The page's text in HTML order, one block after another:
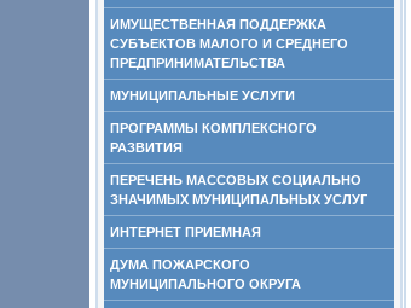
ИМУЩЕСТВЕННАЯ ПОДДЕРЖКА
СУБЪЕКТОВ МАЛОГО И СРЕДНЕГО
ПРЕДПРИНИМАТЕЛЬСТВА
МУНИЦИПАЛЬНЫЕ УСЛУГИ
ПРОГРАММЫ КОМПЛЕКСНОГО
РАЗВИТИЯ
ПЕРЕЧЕНЬ МАССОВЫХ СОЦИАЛЬНО
ЗНАЧИМЫХ МУНИЦИПАЛЬНЫХ УСЛУГ
ИНТЕРНЕТ ПРИЕМНАЯ
ДУМА ПОЖАРСКОГО
МУНИЦИПАЛЬНОГО ОКРУГА